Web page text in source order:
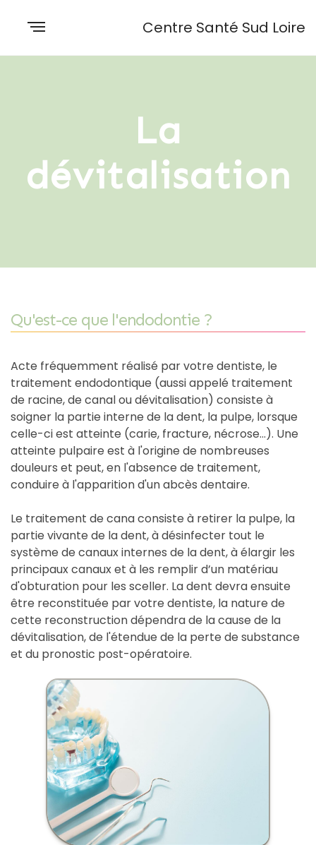
Centre Santé Sud Loire
La
dévitalisation
Qu'est-ce que l'endodontie ?
Acte fréquemment réalisé par votre dentiste, le
traitement endodontique (aussi appelé traitement
de racine, de canal ou dévitalisation) consiste à
soigner la partie interne de la dent, la pulpe, lorsque
celle-ci est atteinte (carie, fracture, nécrose...). Une
atteinte pulpaire est à l'origine de nombreuses
douleurs et peut, en l'absence de traitement,
conduire à l'apparition d'un abcès dentaire.
Le traitement de cana consiste à retirer la pulpe, la
partie vivante de la dent, à désinfecter tout le
système de canaux internes de la dent, à élargir les
principaux canaux et à les remplir d’un matériau
d'obturation pour les sceller. La dent devra ensuite
être reconstituée par votre dentiste, la nature de
cette reconstruction dépendra de la cause de la
dévitalisation, de l'étendue de la perte de substance
et du pronostic post-opératoire.